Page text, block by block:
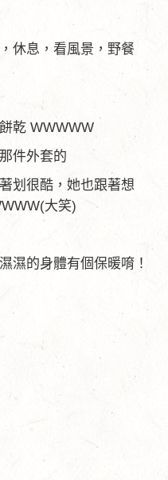
休息，看風景，野餐
乾 WWWWW
件外套的
划很酷，她也跟著想
大笑)
濕的身體有個保暖唷！